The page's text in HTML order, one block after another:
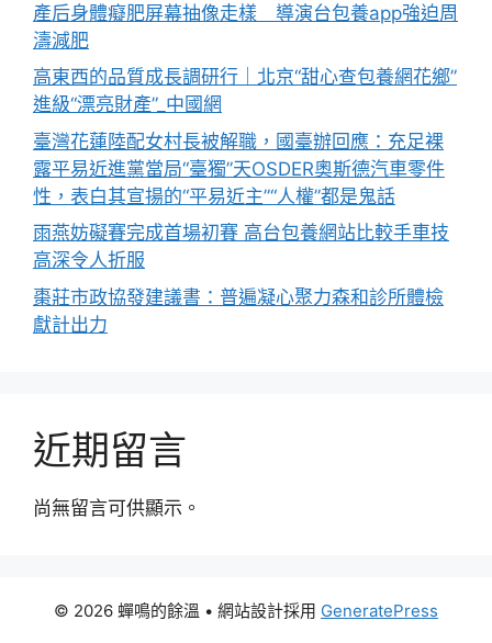
產后身體癡肥屏幕抽像走樣 導演台包養app強迫周
濤減肥
高東西的品質成長調研行｜北京“甜心查包養網花鄉”
進級“漂亮財產”_中國網
臺灣花蓮陸配女村長被解職，國臺辦回應：充足裸
露平易近進黨當局“臺獨”天OSDER奧斯德汽車零件
性，表白其宣揚的“平易近主”“人權”都是鬼話
雨燕妨礙賽完成首場初賽 高台包養網站比較手車技
高深令人折服
棗莊市政協發建議書：普遍凝心聚力森和診所體檢
獻計出力
近期留言
尚無留言可供顯示。
© 2026 蟬鳴的餘溫 • 網站設計採用 GeneratePress